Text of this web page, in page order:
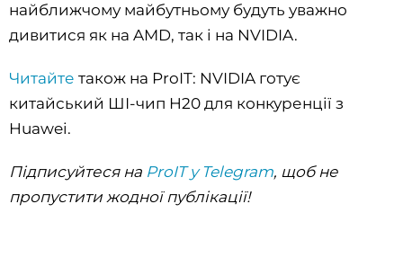
найближчому майбутньому будуть уважно
дивитися як на AMD, так і на NVIDIA.
Читайте також на ProIT: NVIDIA готує
китайський ШІ-чип H20 для конкуренції з
Huawei.
Підписуйтеся на ProIT у Telegram, щоб не
пропустити жодної публікації!